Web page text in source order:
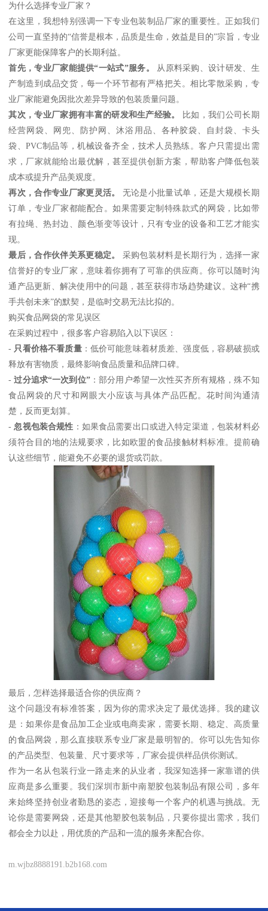
为什么选择专业厂家？
在这里，我想特别强调一下专业包装制品厂家的重要性。正如我们
公司一直坚持的“信誉是根本，品质是生命，效益是目的”宗旨，专业
厂家更能保障客户的长期利益。
首先，专业厂家能提供“一站式”服务。
从原料采购、设计研发、生
产制造到成品交货，每一个环节都有严格把关。相比零散采购，专
业厂家能避免因批次差异导致的包装质量问题。
其次，专业厂家拥有丰富的研发和生产经验。
比如，我们公司长期
经营网袋、网兜、防护网、沐浴用品、各种胶袋、自封袋、卡头
袋、PVC制品等，机械设备齐全，技术人员熟练。客户只需提出需
求，厂家就能给出最优解，甚至提供创新方案，帮助客户降低包装
成本或提升产品美观度。
再次，合作专业厂家更灵活。
无论是小批量试单，还是大规模长期
订单，专业厂家都能配合。如果需要定制特殊款式的网袋，比如带
有拉绳、热封边、颜色渐变等设计，只有专业的设备和工艺才能实
现。
最后，合作伙伴关系更稳定。
采购包装材料是长期行为，选择一家
信誉好的专业厂家，意味着你拥有了可靠的供应商。你可以随时沟
通产品更新、解决使用中的问题，甚至获得市场趋势建议。这种“携
手共创未来”的默契，是临时交易无法比拟的。
购买食品网袋的常见误区
在采购过程中，很多客户容易陷入以下误区：
- 只看价格不看质量：低价可能意味着材质差、强度低，容易破损或
释放有害物质，最终影响食品质量和品牌口碑。
-过分追求“一次到位”：部分用户希望一次性买齐所有规格，殊不知
食品网袋的尺寸和网眼大小应该与具体产品匹配。花时间沟通清
楚，反而更划算。
- 忽视包装合规性 ：如果食品需要出口或进入特定渠道，包装材料必
须符合目的地的法规要求，比如欧盟的食品接触材料标准。提前确
认这些细节，能避免不必要的退货或罚款。
最后，怎样选择最适合你的供应商？
这个问题没有标准答案，因为你的需求决定了最优选择。我的建议
是：如果你是食品加工企业或电商卖家，需要长期、稳定、高质量
的食品网袋，那么直接联系专业厂家是最明智的。你可以先告知你
的产品类型、包装量、尺寸要求等，厂家会提供样品供你测试。
作为一名从包装行业一路走来的从业者，我深知选择一家靠谱的供
应商是多么重要。我们深圳市新中南塑胶包装制品有限公司，多年
来始终坚持创业者勤恳的姿态，迎接每一个客户的机遇与挑战。无
论你是需要网袋，还是其他塑胶包装制品，只要你提出需求，我们
都会全力以赴，用优质的产品和一流的服务来配合你。
m.wjbz8888191.b2b168.com